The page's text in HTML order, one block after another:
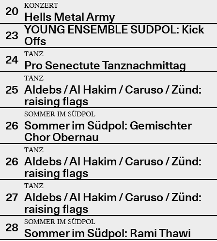
20
KONZERT
Hells Metal Army
23 YOUNG ENSEMBLE SÜDPOL: Kick
Offs
24
TANZ
Pro Senectute Tanznachmittag
25
TANZ
Aldebs / Al Hakim / Caruso / Zünd:
raising flags
26
SOMMER IM SÜDPOL
Sommer im Südpol: Gemischter
Chor Obernau
26
TANZ
Aldebs / Al Hakim / Caruso / Zünd:
raising flags
27
TANZ
Aldebs / Al Hakim / Caruso / Zünd:
raising flags
28
SOMMER IM SÜDPOL
Sommer im Südpol: Rami Thawi